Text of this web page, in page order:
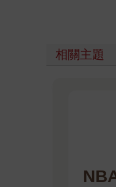
相關主題